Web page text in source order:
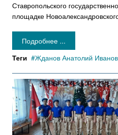
Ставропольского
площадке
Подробнее ...
Теги
Жданов Анатолий